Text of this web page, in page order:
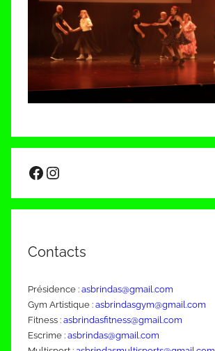
Facebook
Instagram
Contacts
Présidence : asbrindas@gmail.com
Gym Artistique : asbrindasgym@gmail.com
Fitness : asbrindasfitness@gmail.com
Escrime : asbrindas@gmail.com